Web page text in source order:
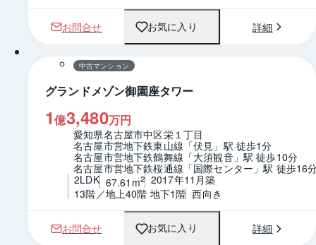
お問合せ お気に入り 詳細
1 / 0 間取り
中古マンション
グランドメゾン御園座タワー
1億3,480万円
愛知県名古屋市中区栄１丁目
名古屋市営地下鉄東山線「伏見」駅 徒歩1分
名古屋市営地下鉄鶴舞線「大須観音」駅 徒歩10分
名古屋市営地下鉄桜通線「国際センター」駅 徒歩16
2LDK 67.61m2 2017年11月築
13階／地上40階 地下1階 西向き
お問合せ お気に入り 詳細
1 / 0 間取り